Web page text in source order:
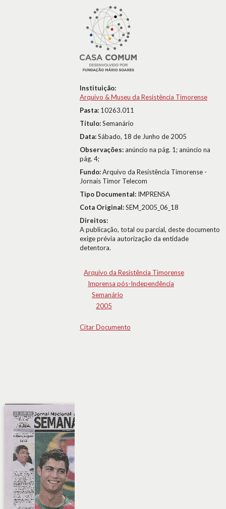
Instituição:
Arquivo & Museu da Resistência Timorense
Pasta: 10263.011
Título:Semanário
Data:Sábado, 18 de Junho de 2005
Observações:anúncio na pág. 1; anúncio na
pág. 4;
Fundo:Arquivo da Resistência Timorense -
Jornais Timor Telecom
Tipo Documental: IMPRENSA
Cota Original:SEM_2005_06_18
Direitos:
A publicação, total ou parcial, deste documento
exige prévia autorização da entidade
detentora.
Arquivo da Resistência Timorense
Imprensa pós-Independência
Semanário
2005
Citar Documento